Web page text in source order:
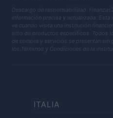
Descargo de responsabilidad:
información precisa y actualizada.
ve cuando visita una institución
sitio de productos específicos. Todos
de compra y servicios se presentan sin
los Términos y Condiciones de la
ITALIA